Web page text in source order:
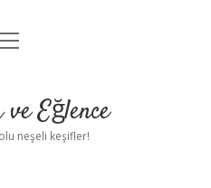
UyarıEğlence
neşeli keşifler!